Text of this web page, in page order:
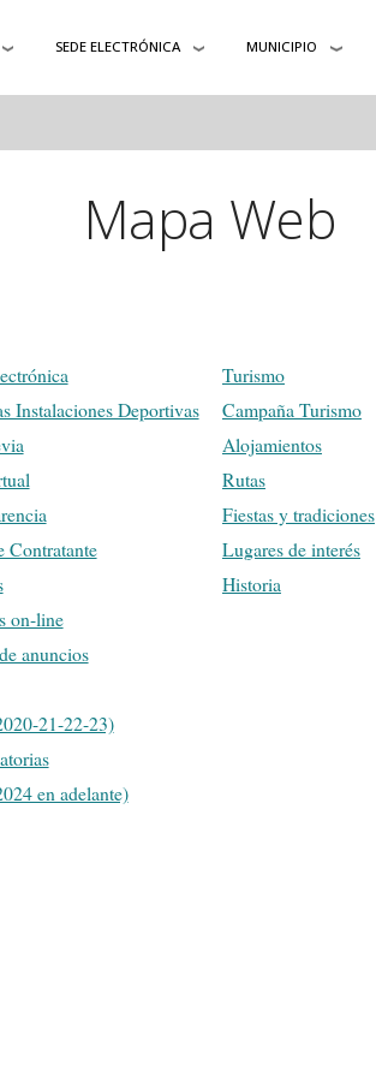
SEDE ELECTRÓNICA MUNICIPIO
Mapa Web
Instalaciones Deportivas
Contratante
on-line
anuncios
21-22-23)
en adelante)
Turismo
Campaña Turismo
Alojamientos
Rutas
Fiestas y tradiciones
Lugares de interés
Historia